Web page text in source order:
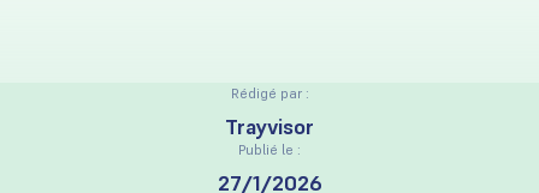
Rédigé par :
Trayvisor
Publié le :
27/1/2026